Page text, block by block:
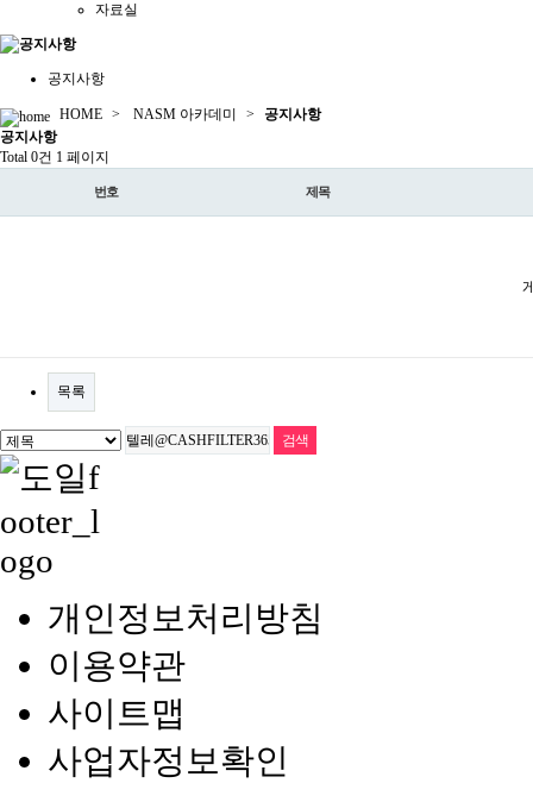
자료실
공지사항
HOME > NASM 아카데미 >
공지사항
공지 사항
Total 0건 1 페이지
번호 제목
목록
개인정보처리방침
이용약관
사이트맵
사업자정보확인